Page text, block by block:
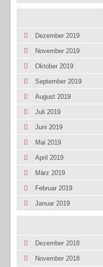
Dezember 2019
November 2019
Oktober 2019
September 2019
August 2019
Juli 2019
Juni 2019
Mai 2019
April 2019
März 2019
Februar 2019
Januar 2019
Dezember 2018
November 2018